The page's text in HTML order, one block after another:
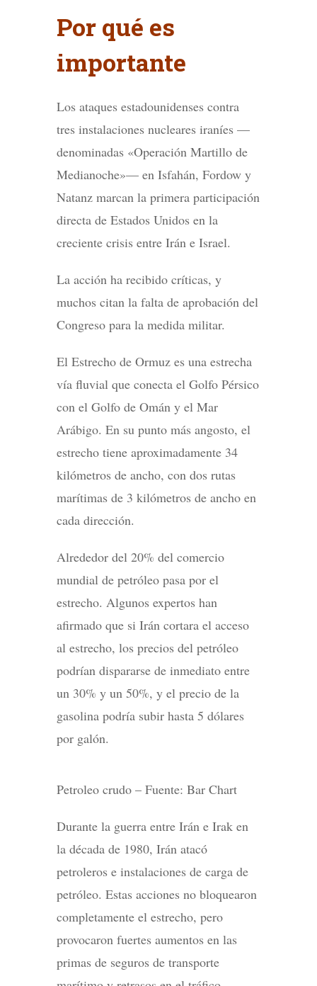
Por qué es
importante
Los ataques estadounidenses contra
tres instalaciones nucleares iraníes —
denominadas «Operación Martillo de
Medianoche»— en Isfahán, Fordow y
Natanz marcan la primera participación
directa de Estados Unidos en la
creciente crisis entre Irán e Israel.
La acción ha recibido críticas, y
muchos citan la falta de aprobación del
Congreso para la medida militar.
El Estrecho de Ormuz es una estrecha
vía fluvial que conecta el Golfo Pérsico
con el Golfo de Omán y el Mar
Arábigo. En su punto más angosto, el
estrecho tiene aproximadamente 34
kilómetros de ancho, con dos rutas
marítimas de 3 kilómetros de ancho en
cada dirección.
Alrededor del 20% del comercio
mundial de petróleo pasa por el
estrecho. Algunos expertos han
afirmado que si Irán cortara el acceso
al estrecho, los precios del petróleo
podrían dispararse de inmediato entre
un 30% y un 50%, y el precio de la
gasolina podría subir hasta 5 dólares
por galón.
Petroleo crudo – Fuente: Bar Chart
Durante la guerra entre Irán e Irak en
la década de 1980, Irán atacó
petroleros e instalaciones de carga de
petróleo. Estas acciones no bloquearon
completamente el estrecho, pero
provocaron fuertes aumentos en las
primas de seguros de transporte